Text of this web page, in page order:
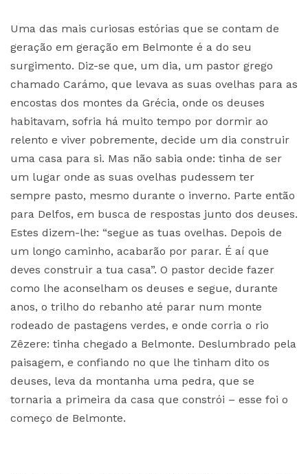
Uma das mais curiosas estórias que se contam de
geração em geração em Belmonte é a do seu
surgimento. Diz-se que, um dia, um pastor grego
chamado Carámo, que levava as suas ovelhas para as
encostas dos montes da Grécia, onde os deuses
habitavam, sofria há muito tempo por dormir ao
relento e viver pobremente, decide um dia construir
uma casa para si. Mas não sabia onde: tinha de ser
um lugar onde as suas ovelhas pudessem ter
sempre pasto, mesmo durante o inverno. Parte então
para Delfos, em busca de respostas junto dos deuses.
Estes dizem-lhe: “segue as tuas ovelhas. Depois de
um longo caminho, acabarão por parar. É aí que
deves construir a tua casa”. O pastor decide fazer
como lhe aconselham os deuses e segue, durante
anos, o trilho do rebanho até parar num monte
rodeado de pastagens verdes, e onde corria o rio
Zêzere: tinha chegado a Belmonte. Deslumbrado pela
paisagem, e confiando no que lhe tinham dito os
deuses, leva da montanha uma pedra, que se
tornaria a primeira da casa que constrói – esse foi o
começo de Belmonte.